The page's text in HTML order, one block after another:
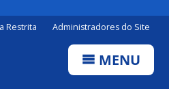
Restrita Administradores do Site
MENU